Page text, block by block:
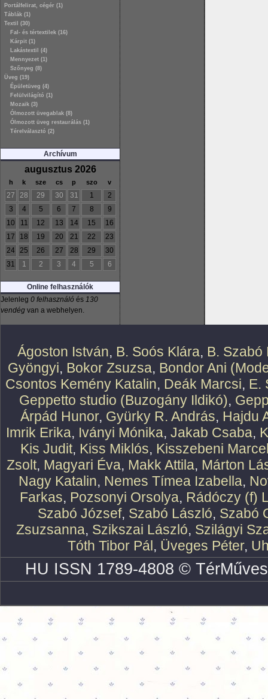
Portálfelirat, cégér (1)
Táblák (1)
Textil (30)
Fal- és tértextilek (16)
Kárpit (1)
Lakástextil (4)
Mennyezet (1)
Szőnyeg (8)
Üveg (19)
Épületüveg (4)
Felülvilágító (1)
Mozaik (3)
Ólmozott üvegablak (8)
Ólmozott üveg restaurálás (1)
Térelválasztó (2)
Archívum
augusztus 2026
h k sze cs p szo v
27 28 29 30 31 1
2
3
4 5 6 7 8
9
10
11 12 13 14 15
16
17
18 19 20 21 22
23
24
25 26 27 28 29
30
31
1 2 3 4 5 6
Online felhasználók
Jelenleg 0 felhasználó és 130
vendég van a webhelyen.
Ágoston István, B. Soós Klára, B. Szabó
Gyöngyi, Bokor Zsuzsa, Bondor Ani
Csontos Kemény Katalin, Deák Marcsi, E.
Geppetto studio (Buzogány Ildikó),
Árpád Hunor, Gyürky R. András, Hajdu
Imrik Erika, Iványi Mónika, Jakab Csaba,
Kis Judit, Kiss Miklós, Kisszebeni
Zsolt, Magyari Éva, Makk Attila, Márton
Nagy Katalin, Nemes Tímea Izabella,
Farkas, Pozsonyi Orsolya, Rádóczy (f)
Szabó József, Szabó László, Szabó
Zsuzsanna, Szikszai László, Szilágyi
Tóth Tibor Pál, Üveges Péter,
HU ISSN 1789-4808 ©